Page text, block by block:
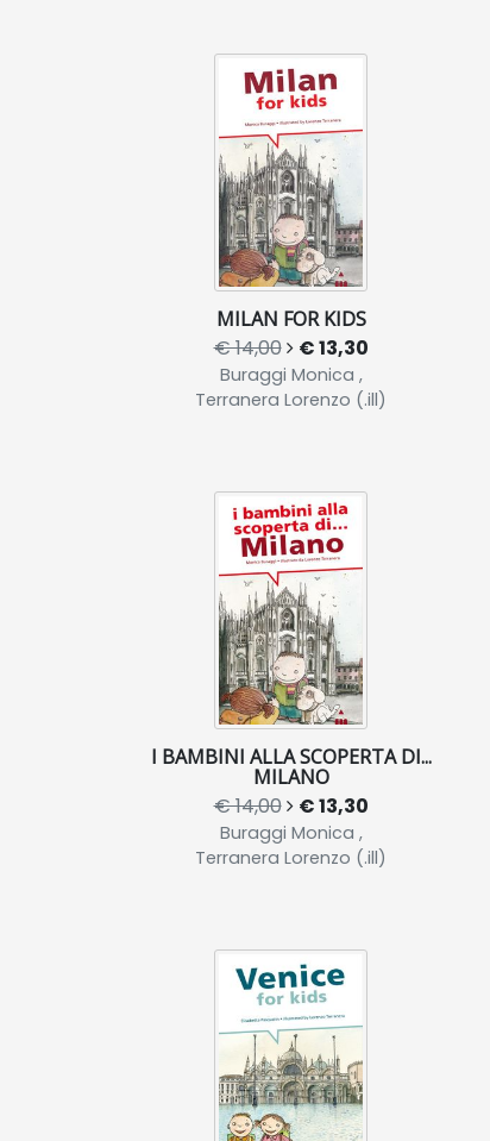
MILAN FOR KIDS
€ 14,00 € 13,30
Buraggi Monica ,
Terranera Lorenzo (.ill)
I BAMBINI ALLA SCOPERTA DI...
MILANO
€ 14,00 € 13,30
Buraggi Monica ,
Terranera Lorenzo (.ill)